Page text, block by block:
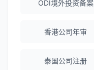
赵女士
ODI境外投资备案
香港公司年审
泰国公司注册